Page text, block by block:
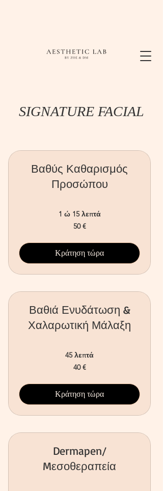
SIGNATURE FACIAL
Βαθύς Καθαρισμός
Προσώπου
1 ώ 15 λεπτά
50 €
Κράτηση τώρα
Βαθιά Ενυδάτωση &
Χαλαρωτική Μάλαξη
45 λεπτά
40 €
Κράτηση τώρα
Dermapen/
Mεσοθεραπεία